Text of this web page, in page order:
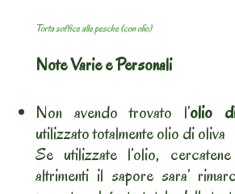
Torta soffice alle pesche (con olio)
Note Varie e Personali
Non avendo trovato l’olio
utilizzato totalmente olio di oliva
Se utilizzate l’olio,
altrimenti il sapore sara’